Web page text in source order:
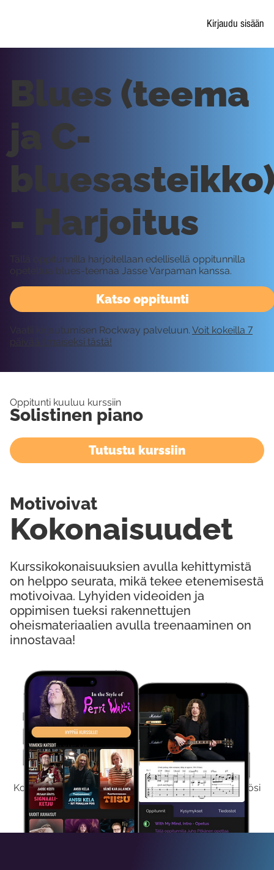
Kirjaudu sisään
Kokeile Ilmaiseksi
Kokeilemalla ilmaiseksi saat koko sisältömme käyttöösi
viikon ajaksi.
Katso oppitunti
Blues (teema
ja C-
- Harjoitus
Tällä oppitunnilla harjoitellaan edellisellä oppitunnilla
opeteltua blues-teemaa Jasse Varpaman kanssa.
Vaatii kirjautumisen Rockway palveluun. Voit kokeilla 7
päivää ilmaiseksi tästä!
Oppitunti kuuluu kurssiin
Solistinen piano
Tutustu kurssiin
Kurssikokonaisuuksien avulla kehittymistä
on helppo seurata, mikä tekee etenemisestä
motivoivaa. Lyhyiden videoiden ja
oppimisen tueksi rakennettujen
oheismateriaalien avulla treenaaminen on
innostavaa!
Kokonaisuudet
Motivoivat